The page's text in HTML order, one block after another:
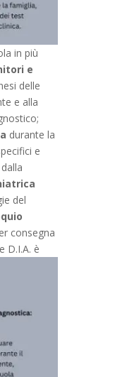
in più
e
delle
e alla
durante la
e
del
consegna
D.I.A. è